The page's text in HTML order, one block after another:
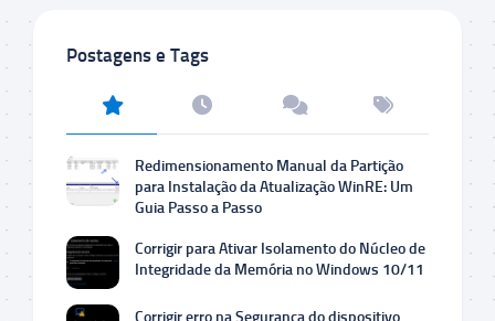
Postagens e Tags
Redimensionamento Manual da Partição
para Instalação da Atualização WinRE: Um
Guia Passo a Passo
Corrigir para Ativar Isolamento do Núcleo de
Integridade da Memória no Windows 10/11
Corrigir erro na Segurança do dispositivo